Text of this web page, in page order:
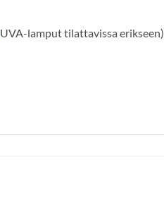
UVA-lamput tilattavissa erikseen)